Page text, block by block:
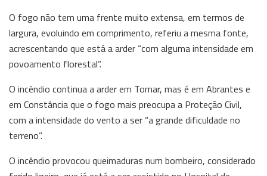
O fogo não tem uma frente muito extensa, em termos de
largura, evoluindo em comprimento, referiu a mesma fonte,
acrescentando que está a arder “com alguma intensidade em
povoamento florestal”.
O incêndio continua a arder em Tomar, mas é em Abrantes e
em Constância que o fogo mais preocupa a Proteção Civil,
com a intensidade do vento a ser “a grande dificuldade no
terreno”.
O incêndio provocou queimaduras num bombeiro, considerado